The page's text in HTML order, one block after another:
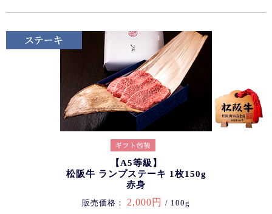
【A5等級】
松阪牛 ランプステーキ 1枚150g
赤身
販売価格： 2,000円 / 100g